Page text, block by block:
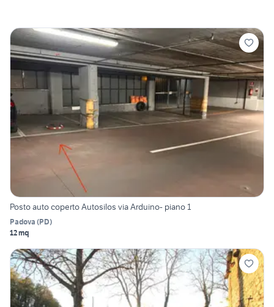
Posto auto coperto Autosilos via Arduino- piano 1
Padova (PD)
12 mq